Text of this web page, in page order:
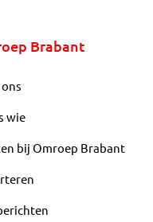
Brabant
wie
bij Omroep Brabant